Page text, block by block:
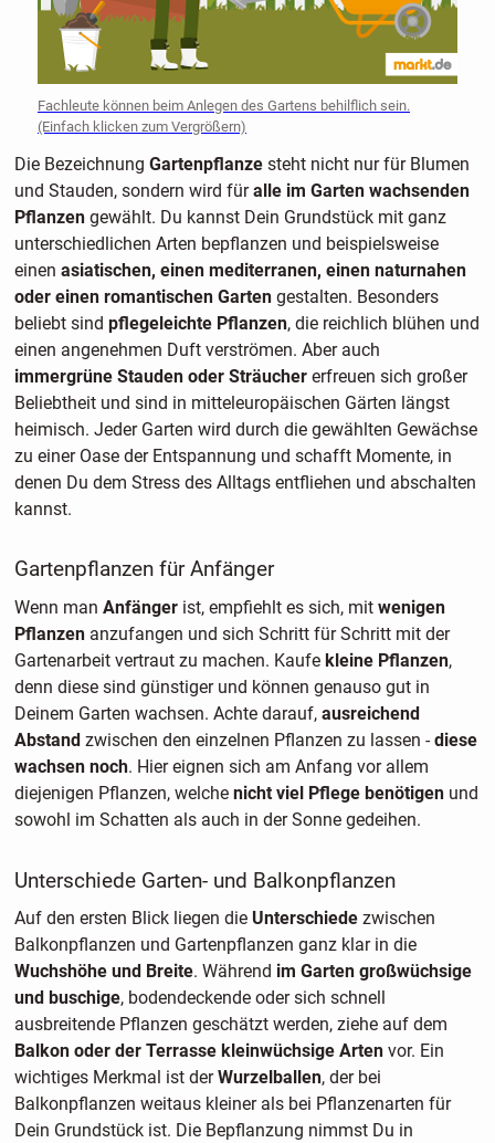
Fachleute können beim Anlegen des Gartens behilflich sein.
(Einfach klicken zum Vergrößern)
Die Bezeichnung Gartenpflanze steht nicht nur für Blumen
und Stauden, sondern wird füralle im Garten wachsenden
Pflanzen gewählt. Du kannst Dein Grundstück mit ganz
unterschiedlichen Arten bepflanzen und beispielsweise
einen asiatischen, einen mediterranen, einen naturnahen
oder einen romantischen Gartengestalten. Besonders
beliebt sind pflegeleichte Pflanzen, die reichlich blühen und
einen angenehmen Duft verströmen. Aber auch
immergrüne Stauden oder Sträuchererfreuen sich großer
Beliebtheit und sind in mitteleuropäischen Gärten längst
heimisch. Jeder Garten wird durch die gewählten Gewächse
zu einer Oase der Entspannung und schafft Momente, in
denen Du dem Stress des Alltags entfliehen und abschalten
kannst.
Gartenpflanzen für Anfänger
Wenn man Anfängerist, empfiehlt es sich, mit wenigen
Pflanzenanzufangen und sich Schritt für Schritt mit der
Gartenarbeit vertraut zu machen. Kaufekleine Pflanzen,
denn diese sind günstiger und können genauso gut in
Deinem Garten wachsen. Achte darauf, ausreichend
Abstandzwischen den einzelnen Pflanzen zu lassen -diese
wachsen noch. Hier eignen sich am Anfang vor allem
diejenigen Pflanzen, welche nicht viel Pflege benötigenund
sowohl im Schatten als auch in der Sonne gedeihen.
Unterschiede Garten- und Balkonpflanzen
Auf den ersten Blick liegen die Unterschiede zwischen
Balkonpflanzen und Gartenpflanzen ganz klar in die
Wuchshöhe und Breite. Während im Garten großwüchsige
und buschige, bodendeckende oder sich schnell
ausbreitende Pflanzen geschätzt werden, ziehe auf dem
Balkon oder der Terrasse kleinwüchsige Artenvor. Ein
wichtiges Merkmal ist derWurzelballen, der bei
Balkonpflanzen weitaus kleiner als bei Pflanzenarten für
Dein Grundstück ist. Die Bepflanzung nimmst Du in